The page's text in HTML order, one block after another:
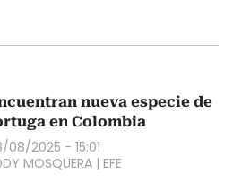
nueva especie de
en Colombia
08/2025 - 15:01
MOSQUERA | EFE